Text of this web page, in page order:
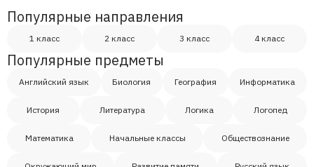
Популярные направления
1 класс 2 класс 3 класс 4 класс
Популярные предметы
Английский язык Биология География Информатика
История Литература Логика Логопед
Математика Начальные классы Обществознание